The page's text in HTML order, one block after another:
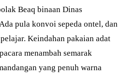
Beaq binaan Dinas
pula konvoi sepeda ontel, dan
Keindahan pakaian adat
menambah semarak
yang penuh warna